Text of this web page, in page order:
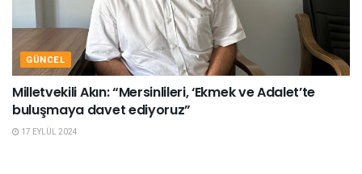
GÜNCEL
Milletvekili Akın: “Mersinlileri, ‘Ekmek ve Adalet’te
buluşmaya davet ediyoruz”
17 EYLÜL 2024